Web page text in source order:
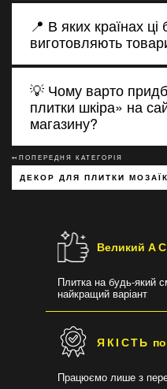
📍 В яких країнах ці
виготовляють
💡 Чому варто
плитки шкіра» на
магазину?
↢ПОПЕРЕДНЯ КАТЕГОРІЯ
ДЕКОР ДЛЯ ПЛИТКИ
Великий
Плитка на будь-який
найкращий варіант
ЯКІСТЬ
Працюємо лише з